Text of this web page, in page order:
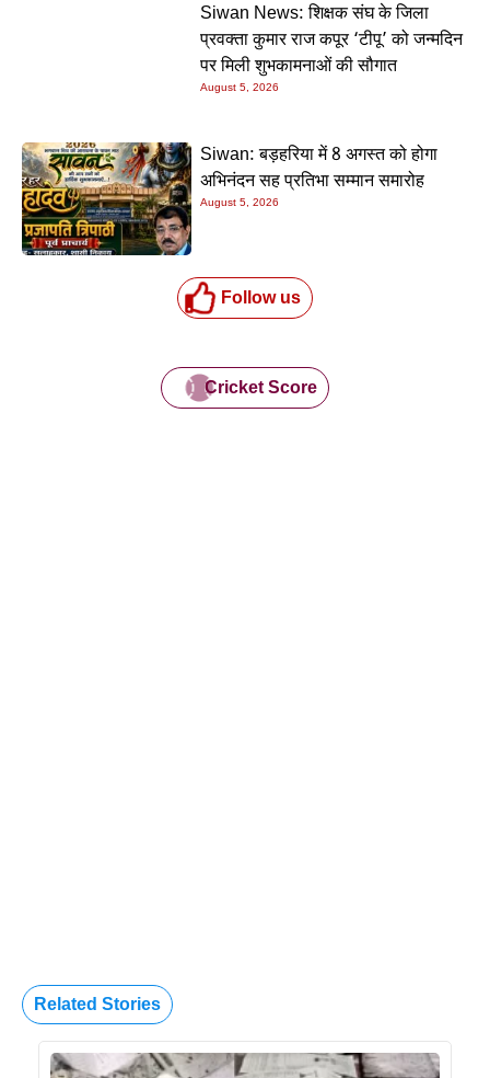
Siwan News: शिक्षक संघ के जिला
प्रवक्ता कुमार राज कपूर ‘टीपू’ को जन्मदिन
पर मिली शुभकामनाओं की सौगात
August 5, 2026
Siwan: बड़हरिया में 8 अगस्त को होगा
अभिनंदन सह प्रतिभा सम्मान समारोह
August 5, 2026
Follow us
Cricket Score
Related Stories